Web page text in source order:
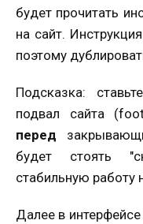
будет прочитать
на сайт.
поэтому
Подсказка:
подвал сайта
перед
будет стоять
стабильную работу
Далее в интерфейсе